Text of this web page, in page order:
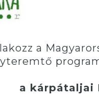
a
a kárpátaljai